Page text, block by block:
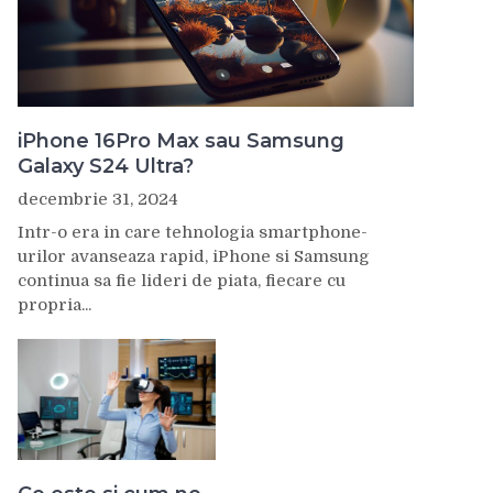
iPhone 16Pro Max sau Samsung
Galaxy S24 Ultra?
decembrie 31, 2024
Intr-o era in care tehnologia smartphone-
urilor avanseaza rapid, iPhone si Samsung
continua sa fie lideri de piata, fiecare cu
propria...